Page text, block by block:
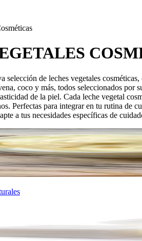
selección de leches vegetales
coco y más, todos seleccionados
de la piel. Cada leche vegetal
Perfectas para integrar en tu rutina de
a tus necesidades específicas de